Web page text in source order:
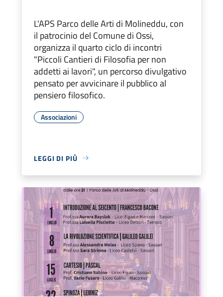
L'APS Parco delle Arti di Molineddu, con
il patrocinio del Comune di Ossi,
organizza il quarto ciclo di incontri
"Piccoli Cantieri di Filosofia per non
addetti ai lavori", un percorso divulgativo
pensato per avvicinare il pubblico al
pensiero filosofico.
Associazioni
LEGGI DI PIÙ